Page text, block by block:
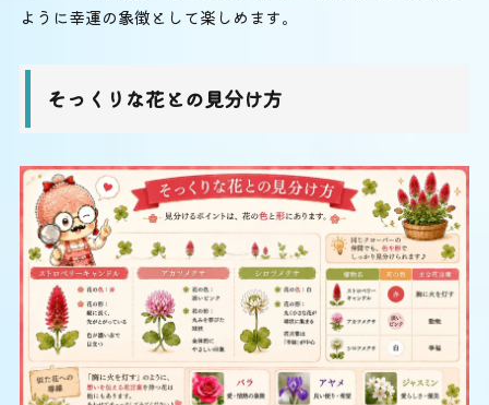
ように幸運の象徴として楽しめます。
そっくりな花との見分け方